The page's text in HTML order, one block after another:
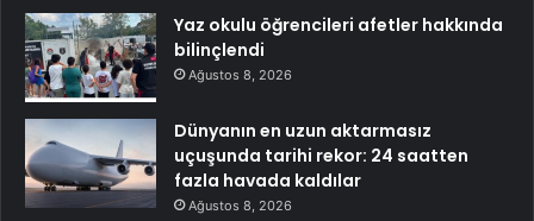
Yaz okulu öğrencileri afetler hakkında
bilinçlendi
Ağustos 8, 2026
Dünyanın en uzun aktarmasız
uçuşunda tarihi rekor: 24 saatten
fazla havada kaldılar
Ağustos 8, 2026